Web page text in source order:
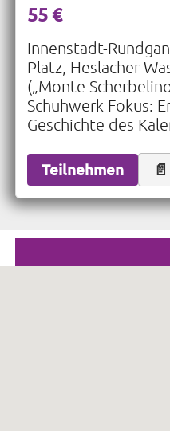
55 €
Innenstadt-
Platz, Heslacher
(„Monte
Schuhwerk Fokus:
Geschichte des
Teilnehmen